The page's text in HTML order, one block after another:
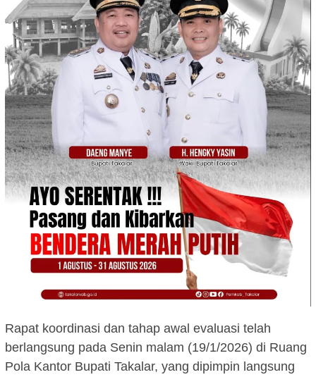
Rapat koordinasi dan tahap awal evaluasi telah
berlangsung pada Senin malam (19/1/2026) di Ruang
Pola Kantor Bupati Takalar, yang dipimpin langsung